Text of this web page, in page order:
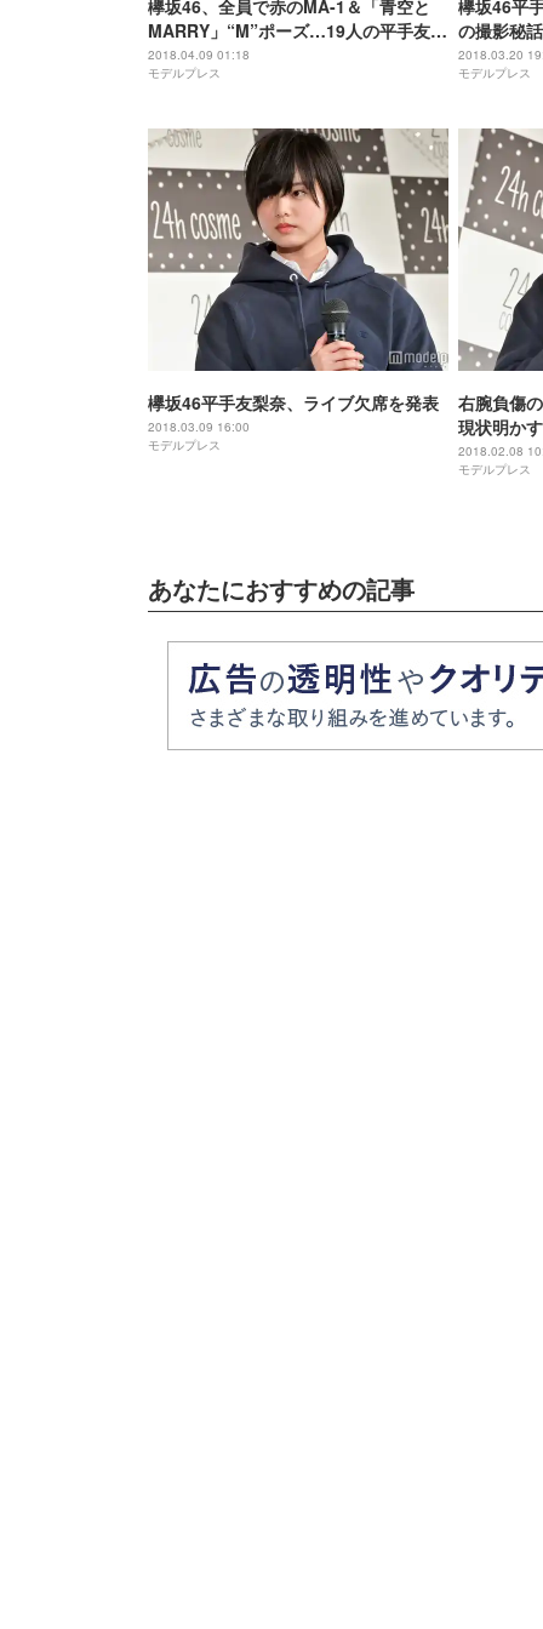
欅坂46、全員で赤のMA-1＆「青空と
MARRY」“M”ポーズ…19人の平手友梨
奈＆志田愛佳へのメッセージに涙腺崩
壊
2018.04.09 01:18
モデルプレス
欅坂46平
の撮影秘
た」
2018.03.20
モデルプレス
欅坂46平手友梨奈、ライブ欠席を発表
2018.03.09 16:00
モデルプレス
右腕負傷
現状明かす
2018.02.08
モデルプレス
あなたにおすすめの記事